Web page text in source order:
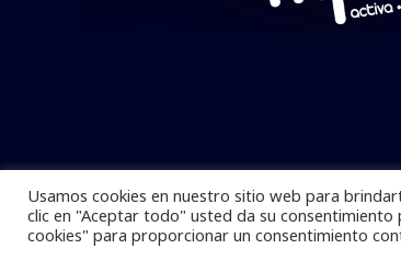
Pymempresario © 2025
Usamos cookies en nuestro sitio web para
clic en "Aceptar todo" usted da su consentimiento
cookies" para proporcionar un consentimiento